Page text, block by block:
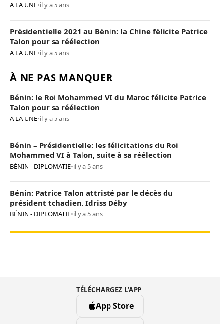
A LA UNE•il y a 5 ans
Présidentielle 2021 au Bénin: la Chine félicite Patrice
Talon pour sa réélection
A LA UNE•il y a 5 ans
À NE PAS MANQUER
Bénin: le Roi Mohammed VI du Maroc félicite Patrice
Talon pour sa réélection
A LA UNE•il y a 5 ans
Bénin – Présidentielle: les félicitations du Roi
Mohammed VI à Talon, suite à sa réélection
BÉNIN - DIPLOMATIE•il y a 5 ans
Bénin: Patrice Talon attristé par le décès du
président tchadien, Idriss Déby
BÉNIN - DIPLOMATIE•il y a 5 ans
TÉLÉCHARGEZ L’APP
App Store